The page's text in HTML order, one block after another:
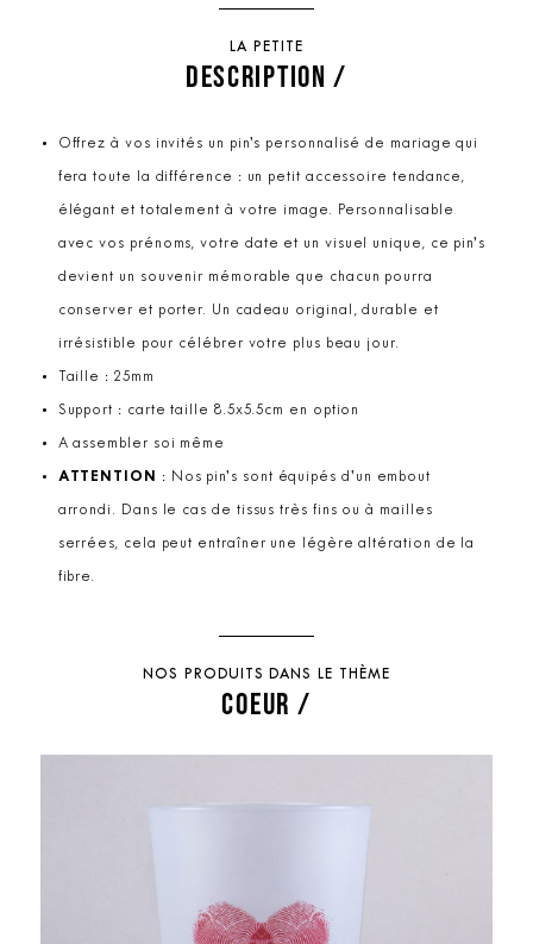
LA PETITE
DESCRIPTION /
Offrez à vos invités un pin’s personnalisé de mariage qui
fera toute la différence : un petit accessoire tendance,
élégant et totalement à votre image. Personnalisable
avec vos prénoms, votre date et un visuel unique, ce pin’s
devient un souvenir mémorable que chacun pourra
conserver et porter. Un cadeau original, durable et
irrésistible pour célébrer votre plus beau jour.
Taille : 25mm
Support : carte taille 8.5x5.5cm en option
A assembler soi même
ATTENTION : Nos pin’s sont équipés d’un embout
arrondi. Dans le cas de tissus très fins ou à mailles
serrées, cela peut entraîner une légère altération de la
fibre.
NOS PRODUITS DANS LE THÈME
COEUR /